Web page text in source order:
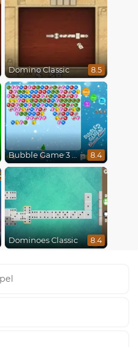
Domino Classic 8.5
Bubble Game 3 Christmas 8.4
Dominoes Classic 8.4